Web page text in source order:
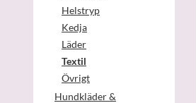
Helstryp
Kedja
Läder
Textil
Övrigt
Hundkläder &